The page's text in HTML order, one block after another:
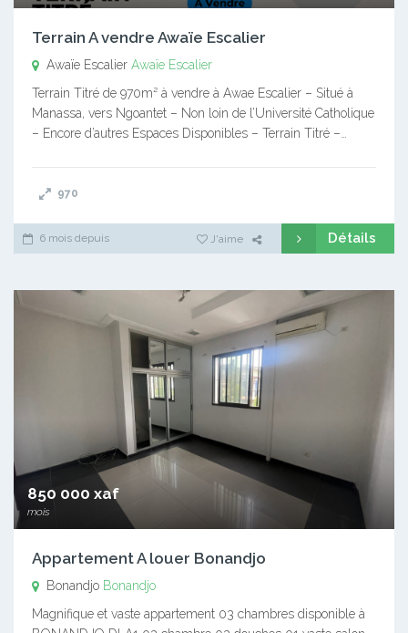
Terrain A vendre Awaïe Escalier
Awaïe Escalier Awaïe Escalier
Terrain Titré de 970m² à vendre à Awae Escalier – Situé à
Manassa, vers Ngoantet – Non loin de l’Université Catholique
– Encore d’autres Espaces Disponibles – Terrain Titré –…
970
6 mois depuis J'aime Détails
850 000 xaf
mois
Appartement A louer Bonandjo
Bonandjo Bonandjo
Magnifique et vaste appartement 03 chambres disponible à